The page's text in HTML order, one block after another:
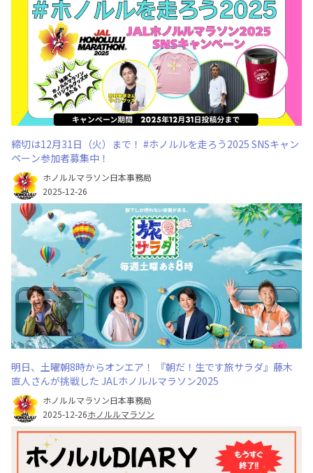
締切は12月31日（火）まで！ #ホノルルを走ろう2025 SNSキャン
ペーン参加者募集中！
ホノルルマラソン日本事務局
2025-12-26
明日、土曜朝8時からオンエア！ 『朝だ！生です旅サラダ』藤木
直人さんが挑戦した JALホノルルマラソン2025
ホノルルマラソン日本事務局
2025-12-26ホノルルマラソン